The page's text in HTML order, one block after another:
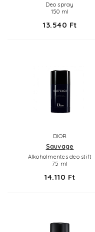
Deo spray
150 ml
13.540 Ft
DIOR
Sauvage
Alkoholmentes deo stift
75 ml
14.110 Ft